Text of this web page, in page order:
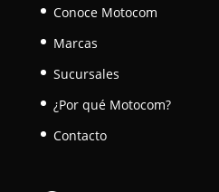
Conoce Motocom
Marcas
Sucursales
¿Por qué Motocom?
Contacto